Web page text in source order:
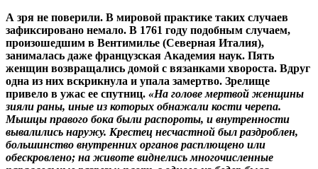
А зря не поверили. В мировой практике таких случаев
зафиксировано немало. В 1761 году подобным случаем,
произошедшим в Вентимилье (Северная Италия),
занималась даже французская Академия наук. Пять
женщин возвращались домой с вязанками хвороста. Вдруг
одна из них вскрикнула и упала замертво. Зрелище
привело в ужас ее спутниц. «На голове мертвой женщины
зияли раны, иные из которых обнажали кости черепа.
Мышцы правого бока были распороты, и внутренности
вывалились наружу. Крестец несчастной был раздроблен,
большинство внутренних органов расплющено или
обескровлено; на животе виднелись многочисленные